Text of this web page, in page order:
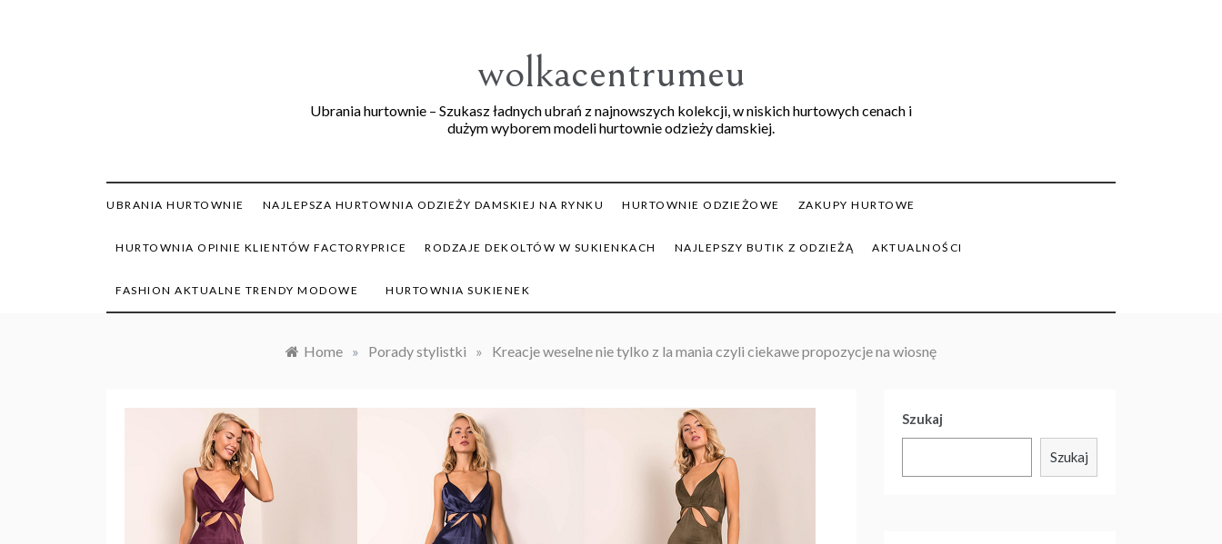
wolkacentrumeu
Ubrania hurtownie – Szukasz ładnych ubrań z najnowszych kolekcji, w niskich hurtowych cenach i
dużym wyborem modeli hurtownie odzieży damskiej.
UBRANIA HURTOWNIE NAJLEPSZA HURTOWNIA ODZIEŻY DAMSKIEJ NA RYNKU HURTOWNIE ODZIEŻOWE ZAKUPY HURTOWE
HURTOWNIA OPINIE KLIENTÓW FACTORYPRICE RODZAJE DEKOLTÓW W SUKIENKACH NAJLEPSZY BUTIK Z ODZIEŻĄ AKTUALNOŚCI
FASHION AKTUALNE TRENDY MODOWE HURTOWNIA SUKIENEK
Home » Porady stylistki » Kreacje weselne nie tylko z la mania czyli ciekawe propozycje na wiosnę
Szukaj
Szukaj